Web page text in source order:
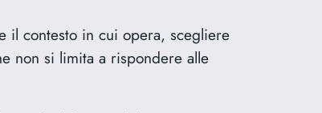
il contesto in cui opera, scegliere
non si limita a rispondere alle